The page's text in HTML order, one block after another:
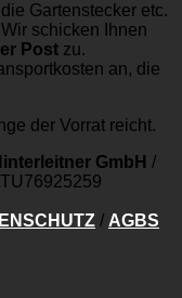
Gartenstecker etc.
Wir schicken Ihnen
Post zu.
an, die
der Vorrat reicht.
GmbH /
/ AGBS